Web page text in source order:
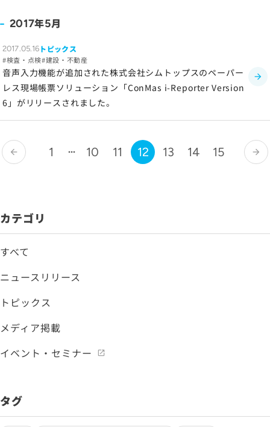
2017年5月
2017.05.16 トピックス
検査・点検 建設・不動産
音声入力機能が追加された株式会社シムトップスのペーパー
レス現場帳票ソリューション「ConMas i-Reporter Version
6」がリリースされました。
arrow_back 1 10 11 12 13 14 15 arrow_forward
カテゴリ
すべて
ニュースリリース
トピックス
メディア掲載
イベント・セミナー
タグ